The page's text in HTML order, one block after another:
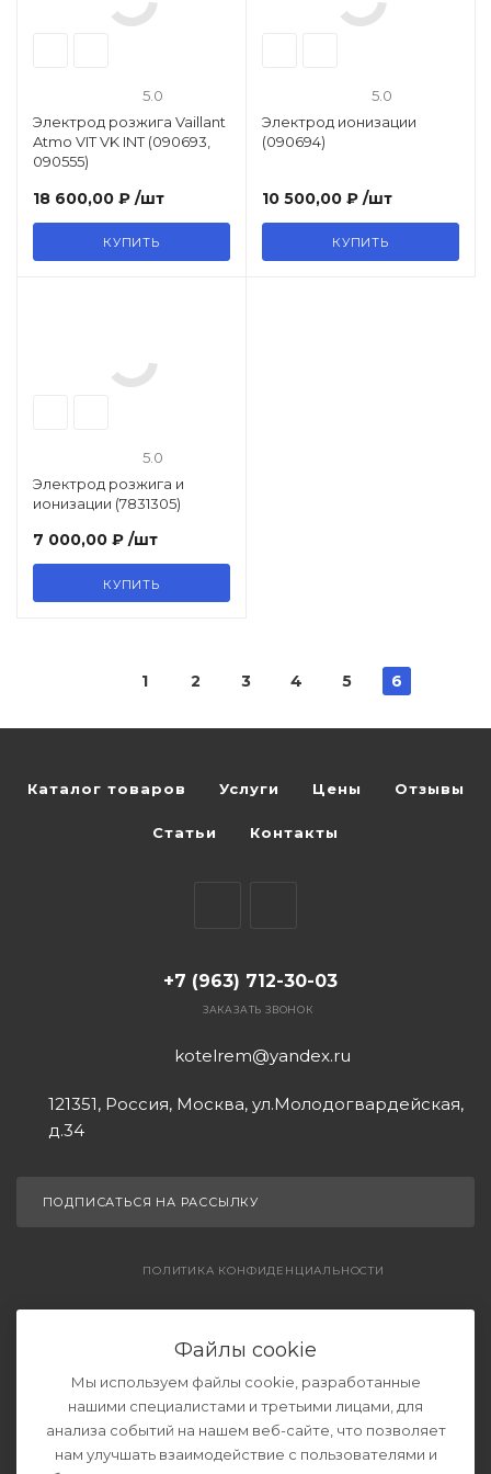
5.0
Электрод розжига Vaillant
Atmo VIT VK INT (090693,
090555)
18 600,00 ₽ /шт
КУПИТЬ
5.0
Электрод ионизации
(090694)
10 500,00 ₽ /шт
КУПИТЬ
5.0
Электрод розжига и
ионизации (7831305)
7 000,00 ₽ /шт
КУПИТЬ
1 2 3 4 5 6
Каталог товаров Услуги Цены Отзывы
Статьи Контакты
+7 (963) 712-30-03
ЗАКАЗАТЬ ЗВОНОК
kotelrem@yandex.ru
121351, Россия, Москва, ул.Молодогвардейская,
д.34
ПОДПИСАТЬСЯ НА РАССЫЛКУ
ПОЛИТИКА КОНФИДЕНЦИАЛЬНОСТИ
Файлы cookie
Мы используем файлы cookie, разработанные
нашими специалистами и третьими лицами, для
анализа событий на нашем веб-сайте, что позволяет
нам улучшать взаимодействие с пользователями и
Автоматика розжига, горения /
Электронные платы и провода
панели) камеры сгорания
/ Уцененный товар